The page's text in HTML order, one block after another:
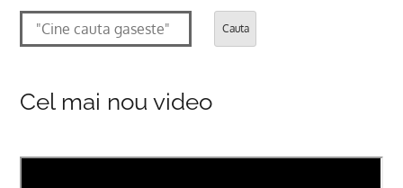
Cauta
Cel mai nou video